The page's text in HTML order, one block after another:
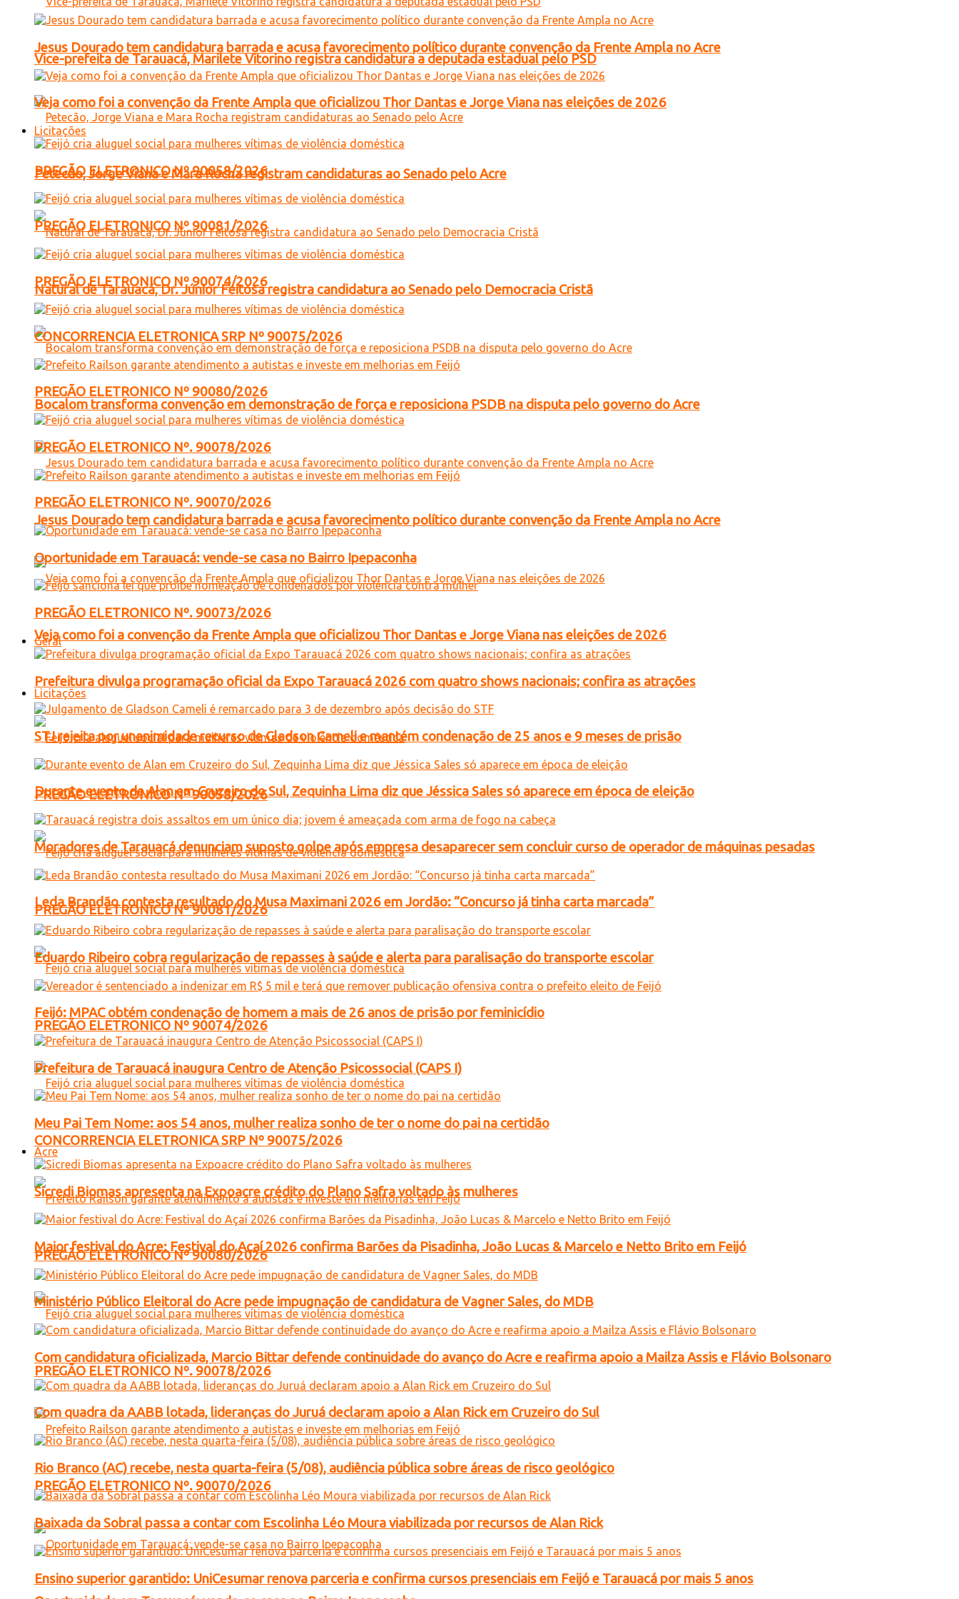
Vice-prefeita de Tarauacá, Marilete Vitorino registra candidatura a deputada estadual pelo PSD
Petecão, Jorge Viana e Mara Rocha registram candidaturas ao Senado pelo Acre
Natural de Tarauacá, Dr. Júnior Feitosa registra candidatura ao Senado pelo Democracia Cristã
Bocalom transforma convenção em demonstração de força e reposiciona PSDB na disputa pelo governo do Acre
Jesus Dourado tem candidatura barrada e acusa favorecimento político durante convenção da Frente Ampla no Acre
Veja como foi a convenção da Frente Ampla que oficializou Thor Dantas e Jorge Viana nas eleições de 2026
Licitações
PREGÃO ELETRONICO Nº 90058/2026
PREGÃO ELETRONICO Nº 90081/2026
PREGÃO ELETRONICO Nº 90074/2026
CONCORRENCIA ELETRONICA SRP Nº 90075/2026
PREGÃO ELETRONICO Nº 90080/2026
PREGÃO ELETRONICO Nº. 90078/2026
PREGÃO ELETRONICO Nº. 90070/2026
Jesus Dourado tem candidatura barrada e acusa favorecimento político durante convenção da Frente Ampla no Acre
Veja como foi a convenção da Frente Ampla que oficializou Thor Dantas e Jorge Viana nas eleições de 2026
Licitações
PREGÃO ELETRONICO Nº 90058/2026
PREGÃO ELETRONICO Nº 90081/2026
PREGÃO ELETRONICO Nº 90074/2026
CONCORRENCIA ELETRONICA SRP Nº 90075/2026
PREGÃO ELETRONICO Nº 90080/2026
PREGÃO ELETRONICO Nº. 90078/2026
PREGÃO ELETRONICO Nº. 90070/2026
Oportunidade em Tarauacá: vende-se casa no Bairro Ipepaconha
PREGÃO ELETRONICO Nº. 90073/2026
Geral
Prefeitura divulga programação oficial da Expo Tarauacá 2026 com quatro shows nacionais; confira as atrações
STJ rejeita por unanimidade recurso de Gladson Cameli e mantém condenação de 25 anos e 9 meses de prisão
Durante evento de Alan em Cruzeiro do Sul, Zequinha Lima diz que Jéssica Sales só aparece em época de eleição
Moradores de Tarauacá denunciam suposto golpe após empresa desaparecer sem concluir curso de operador de máquinas pesadas
Leda Brandão contesta resultado do Musa Maximani 2026 em Jordão: “Concurso já tinha carta marcada”
Eduardo Ribeiro cobra regularização de repasses à saúde e alerta para paralisação do transporte escolar
Feijó: MPAC obtém condenação de homem a mais de 26 anos de prisão por feminicídio
Prefeitura de Tarauacá inaugura Centro de Atenção Psicossocial (CAPS I)
Meu Pai Tem Nome: aos 54 anos, mulher realiza sonho de ter o nome do pai na certidão
Acre
Sicredi Biomas apresenta na Expoacre crédito do Plano Safra voltado às mulheres
Maior festival do Acre: Festival do Açaí 2026 confirma Barões da Pisadinha, João Lucas & Marcelo e Netto Brito em Feijó
Ministério Público Eleitoral do Acre pede impugnação de candidatura de Vagner Sales, do MDB
Com candidatura oficializada, Marcio Bittar defende continuidade do avanço do Acre e reafirma apoio a Mailza Assis e Flávio Bolsonaro
Com quadra da AABB lotada, lideranças do Juruá declaram apoio a Alan Rick em Cruzeiro do Sul
Rio Branco (AC) recebe, nesta quarta-feira (5/08), audiência pública sobre áreas de risco geológico
Baixada da Sobral passa a contar com Escolinha Léo Moura viabilizada por recursos de Alan Rick
Ensino superior garantido: UniCesumar renova parceria e confirma cursos presenciais em Feijó e Tarauacá por mais 5 anos